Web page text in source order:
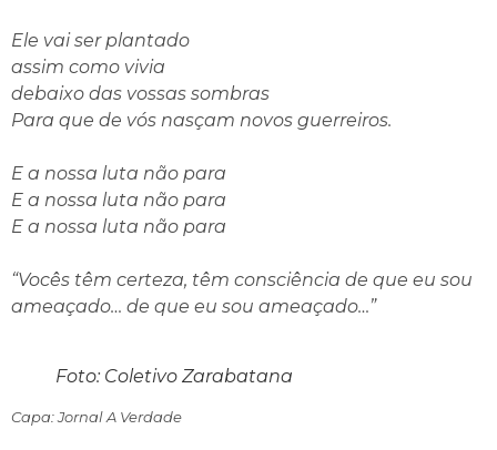
Ele vai ser plantado
assim como vivia
debaixo das vossas sombras
Para que de vós nasçam novos guerreiros.
E a nossa luta não para
E a nossa luta não para
E a nossa luta não para
“Vocês têm certeza, têm consciência de que eu sou
ameaçado… de que eu sou ameaçado…”
Foto: Coletivo Zarabatana
Capa: Jornal A Verdade